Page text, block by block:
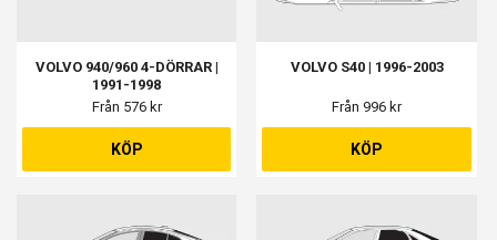
VOLVO 940/960 4-DÖRRAR |
1991-1998
Från 576 kr
KÖP
VOLVO S40 | 1996-2003
Från 996 kr
KÖP